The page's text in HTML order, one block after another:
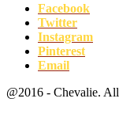
Facebook
Twitter
Instagram
Pinterest
Email
@2016 - Chevalie.